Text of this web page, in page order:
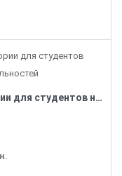
Шпаргалка по экономической теории для студентов неэкономических специальностей